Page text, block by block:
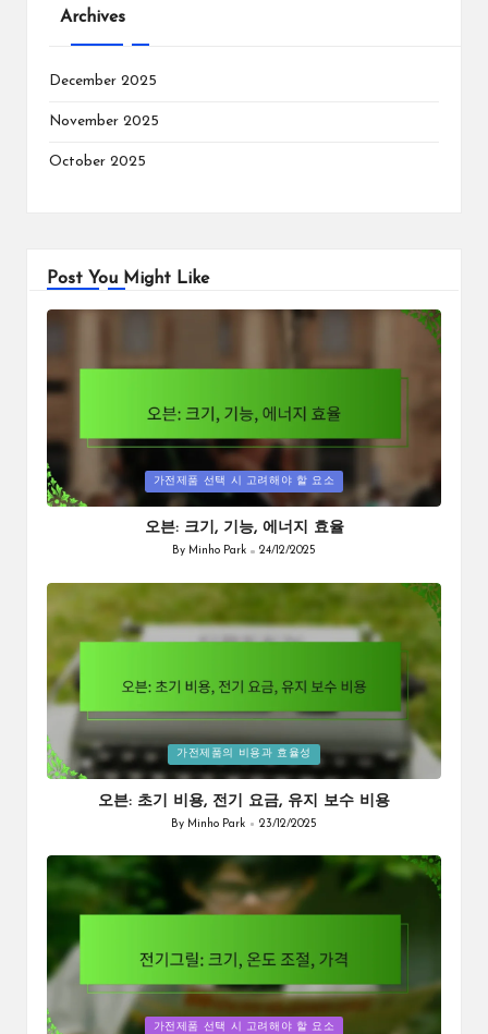
Archives
December 2025
November 2025
October 2025
Post You Might Like
in
가전제품 선택 시 고려해야 할 요소
오븐: 크기, 기능, 에너지 효율
Posted
By Minho Park 24/12/2025
Posted
in
가전제품의 비용과 효율성
오븐: 초기 비용, 전기 요금, 유지 보수 비용
Posted
By Minho Park 23/12/2025
가전제품 선택 시 고려해야 할 요소